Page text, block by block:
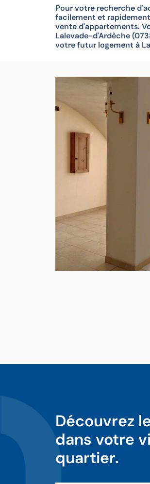
Pour votre recherche
facilement et
vente d'appartements.
Lalevade-d'Ardèche
votre futur logement à
Découvrez
dans votre
quartier.